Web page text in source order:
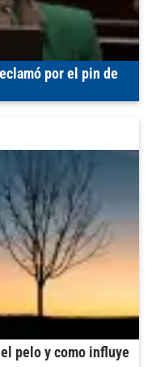
por el pin de
pelo y como influye